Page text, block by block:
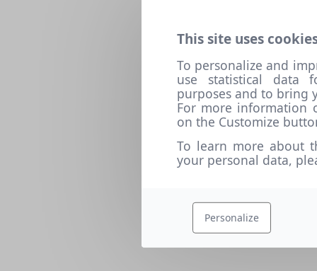
This site uses
To personalize and
use statistical data
purposes and to bring
For more information
on the Customize
To learn more about
your personal data,
Personalize